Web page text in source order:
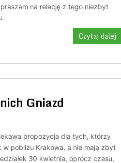
na relację z tego niezbyt
Czytaj dalej
Gniazd
propozycja dla tych, którzy
pobliżu Krakowa, a nie mają zbyt
30 kwietnia, oprócz czasu,